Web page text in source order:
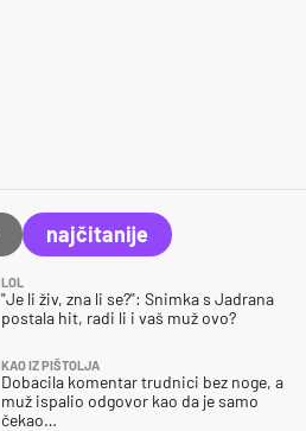
najčitanije
LOL
"Je li živ, zna li se?": Snimka s Jadrana
postala hit, radi li i vaš muž ovo?
KAO IZ PIŠTOLJA
Dobacila komentar trudnici bez noge, a
muž ispalio odgovor kao da je samo
čekao…